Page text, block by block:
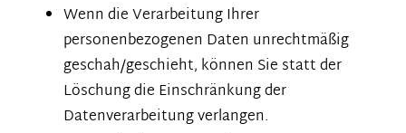
Wenn die Verarbeitung Ihrer
personenbezogenen Daten unrechtmäßig
geschah/geschieht, können Sie statt der
Löschung die Einschränkung der
Datenverarbeitung verlangen.